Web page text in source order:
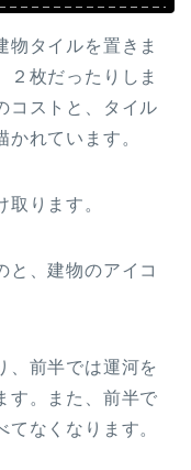
物タイルを置きま
２枚だったりしま
コストと、タイル
れています。
ります。
と、建物のアイコ
、前半では運河を
す。また、前半で
なくなります。